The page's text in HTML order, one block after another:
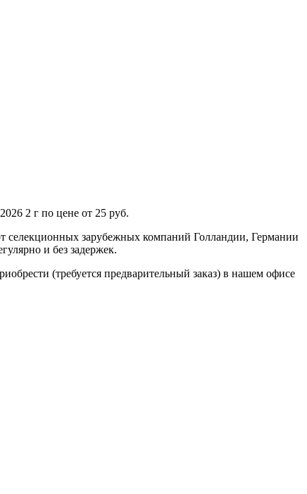
2 г по цене от 25 руб.
селекционных зарубежных компаний Голландии, Германии
и без задержек.
(требуется предварительный заказ) в нашем офисе